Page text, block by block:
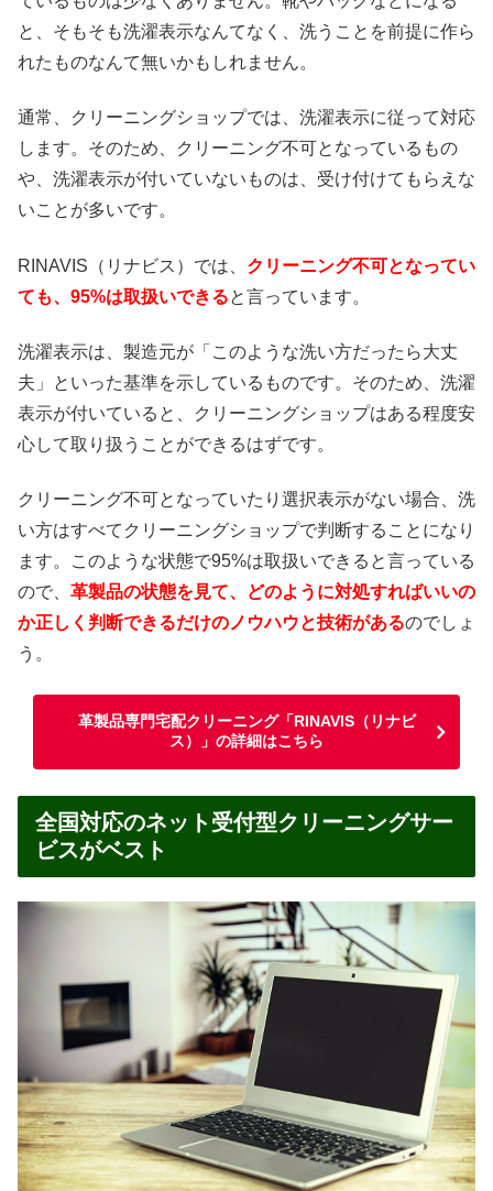
と、そもそも洗濯表示なんてなく、洗うことを前提に作ら
れたものなんて無いかもしれません。
通常、クリーニングショップでは、洗濯表示に従って対応
します。そのため、クリーニング不可となっているもの
や、洗濯表示が付いていないものは、受け付けてもらえな
いことが多いです。
RINAVIS（リナビス）では、 クリーニング不可となってい
ても、95%は取扱いできると言っています。
洗濯表示は、製造元が「このような洗い方だったら大丈
夫」といった基準を示しているものです。そのため、洗濯
表示が付いていると、クリーニングショップはある程度安
心して取り扱うことができるはずです。
クリーニング不可となっていたり選択表示がない場合、洗
い方はすべてクリーニングショップで判断することになり
ます。このような状態で95%は取扱いできると言っている
ので、 革製品の状態を見て、どのように対処すればいいの
か正しく判断できるだけのノウハウと技術があるのでしょ
う。
革製品専門宅配クリーニング「RINAVIS（リナビ
ス）」の詳細はこちら
全国対応のネット受付型クリーニングサー
ビスがベスト